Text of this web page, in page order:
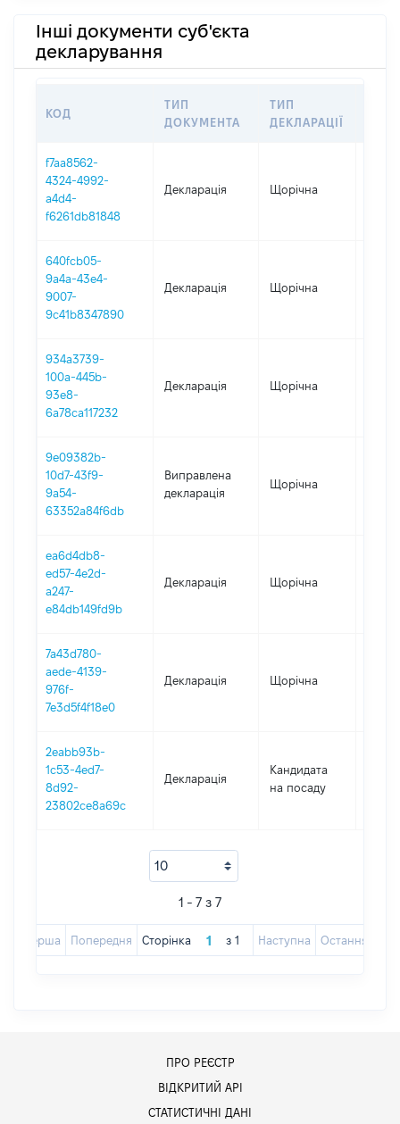
Інші документи суб'єкта
декларування
КОД
ТИП
ДОКУМЕНТА
ТИП
ДЕКЛАРАЦІЇ
f7aa8562-
4324-4992-
a4d4-
f6261db81848
Декларація Щорічна
640fcb05-
9a4a-43e4-
9007-
9c41b8347890
Декларація Щорічна
934a3739-
100a-445b-
93e8-
6a78ca117232
Декларація Щорічна
9e09382b-
10d7-43f9-
9a54-
63352a84f6db
Виправлена
декларація
Щорічна
ea6d4db8-
ed57-4e2d-
a247-
e84db149fd9b
Декларація Щорічна
7a43d780-
aede-4139-
976f-
7e3d5f4f18e0
Декларація Щорічна
2eabb93b-
1c53-4ed7-
8d92-
23802ce8a69c
Декларація
Кандидата
на посаду
1 - 7 з 7
Перша Попередня Сторінка з 1 Наступна Остання
ПРО РЕЄСТР
ВІДКРИТИЙ АРІ
СТАТИСТИЧНІ ДАНІ